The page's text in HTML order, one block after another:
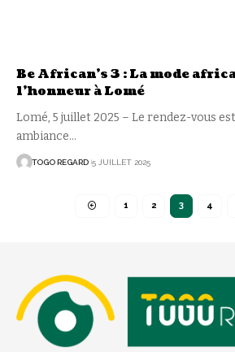
Be African’s 3 : La mode
l’honneur à Lomé
Lomé, 5 juillet 2025 – Le rendez-vous
ambiance…
TOGO REGARD 5 JUILLET 2025
1 2 3 4